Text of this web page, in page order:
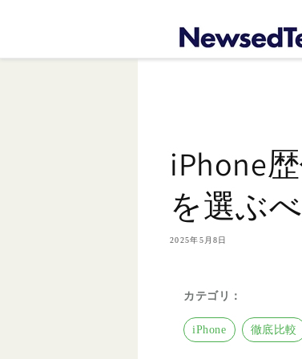
iPhone
を選ぶ
2025年5月8日
カテゴリ：
iPhone 徹底比較